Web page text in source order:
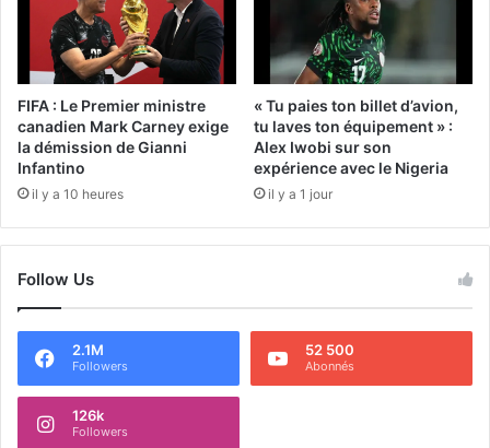
FIFA : Le Premier ministre
canadien Mark Carney exige
la démission de Gianni
Infantino
il y a 10 heures
« Tu paies ton billet d’avion,
tu laves ton équipement » :
Alex Iwobi sur son
expérience avec le Nigeria
il y a 1 jour
Follow Us
2.1M
Followers
52 500
Abonnés
126k
Followers